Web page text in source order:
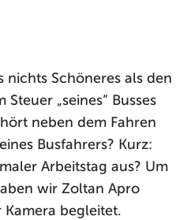
nichts Schöneres als den
„seines“ Busses
neben dem Fahren
Busfahrers? Kurz:
Arbeitstag aus? Um
wir Zoltan Apro
begleitet.